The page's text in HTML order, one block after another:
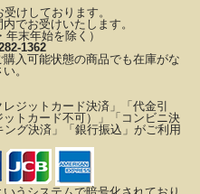
けしております。
でお受けいたします。
年末年始を除く）
1362
入可能状態の商品でも在庫がな
。
ジットカード決済」「代金引
トカード不可）」
「コンビニ決
グ決済」「銀行振込」がご利用